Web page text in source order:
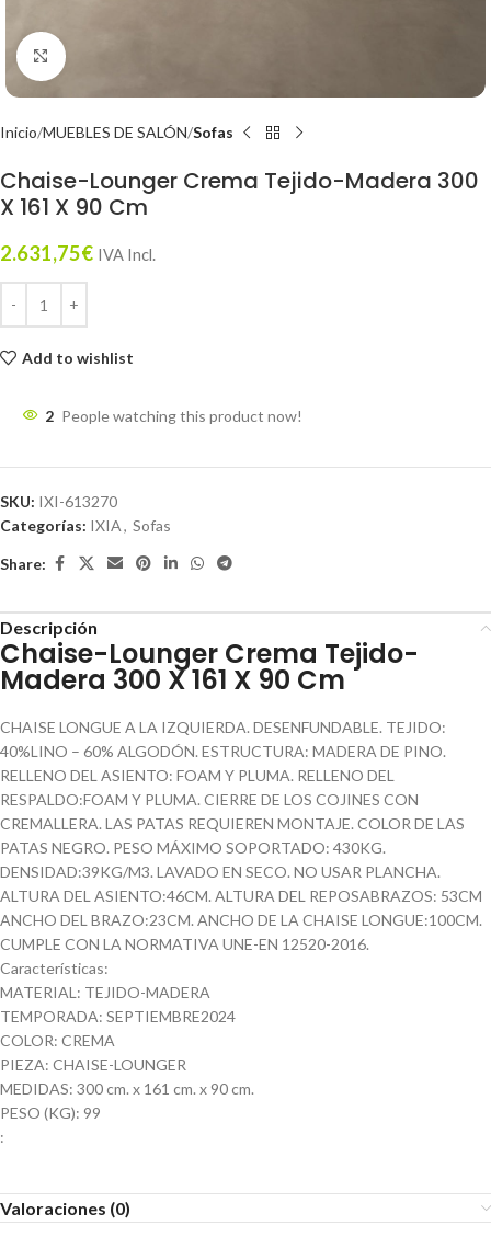
Click to enlarge
Inicio MUEBLES DE SALÓN Sofas
Chaise-Lounger Crema Tejido-Madera 300
X 161 X 90 Cm
2.631,75€ IVA Incl.
Add to wishlist
2 People watching this product now!
SKU: IXI-613270
Categorías: IXIA, Sofas
Share:
Descripción
Chaise-Lounger Crema Tejido-
Madera 300 X 161 X 90 Cm
CHAISE LONGUE A LA IZQUIERDA. DESENFUNDABLE. TEJIDO:
40%LINO – 60% ALGODÓN. ESTRUCTURA: MADERA DE PINO.
RELLENO DEL ASIENTO: FOAM Y PLUMA. RELLENO DEL
RESPALDO:FOAM Y PLUMA. CIERRE DE LOS COJINES CON
CREMALLERA. LAS PATAS REQUIEREN MONTAJE. COLOR DE LAS
PATAS NEGRO. PESO MÁXIMO SOPORTADO: 430KG.
DENSIDAD:39KG/M3. LAVADO EN SECO. NO USAR PLANCHA.
ALTURA DEL ASIENTO:46CM. ALTURA DEL REPOSABRAZOS: 53CM
ANCHO DEL BRAZO:23CM. ANCHO DE LA CHAISE LONGUE:100CM.
CUMPLE CON LA NORMATIVA UNE-EN 12520-2016.
Características:
MATERIAL: TEJIDO-MADERA
TEMPORADA: SEPTIEMBRE2024
COLOR: CREMA
PIEZA: CHAISE-LOUNGER
MEDIDAS: 300 cm. x 161 cm. x 90 cm.
PESO (KG): 99
:
Valoraciones (0)